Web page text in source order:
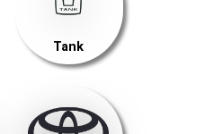
Tank